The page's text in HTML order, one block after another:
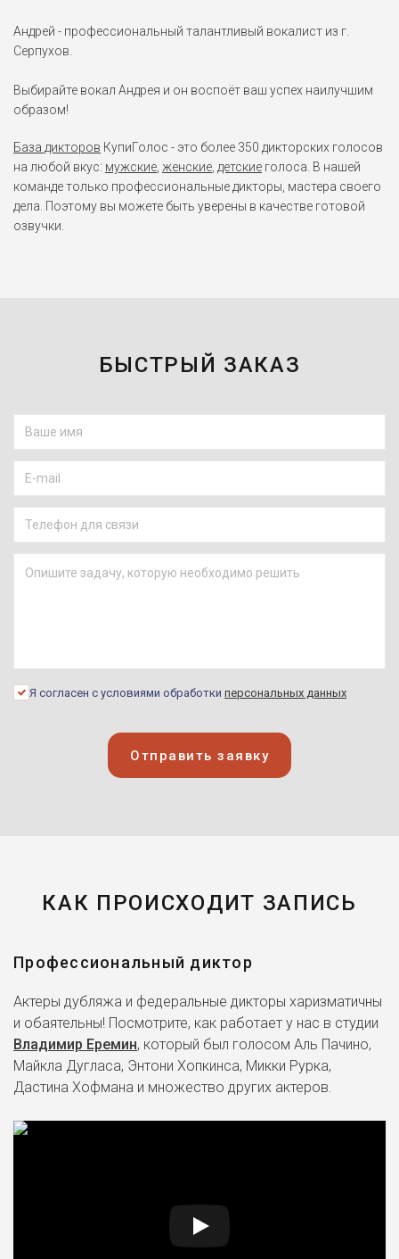
Андрей - профессиональный талантливый вокалист из г.
Серпухов.
Выбирайте вокал Андрея и он воспоёт ваш успех наилучшим
образом!
База дикторов КупиГолос - это более 350 дикторских голосов
на любой вкус: мужские женские детские голоса. В нашей
команде только профессиональные дикторы, мастера своего
дела. Поэтому вы можете быть уверены в качестве готовой
озвучки.
БЫСТРЫЙ ЗАКАЗ
Я согласен с условиями обработки персональных данных
Отправить заявку
КАК ПРОИСХОДИТ ЗАПИСЬ
Профессиональный диктор
Актеры дубляжа и федеральные дикторы харизматичны
и обаятельны! Посмотрите, как работает у нас в студии
Владимир Еремин, который был голосом Аль Пачино,
Майкла Дугласа, Энтони Хопкинса, Микки Рурка,
Дастина Хофмана и множество других актеров.